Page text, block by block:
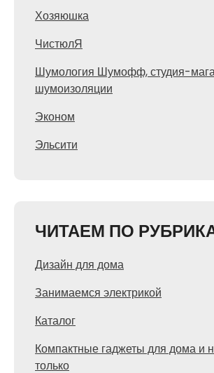
Хозяюшка
ЧистюлЯ
Шумология Шумофф, студия-
шумоизоляции
Эконом
Эльсити
ЧИТАЕМ ПО
Дизайн для дома
Занимаемся электрикой
Каталог
Компактные гаджеты для дома и
только